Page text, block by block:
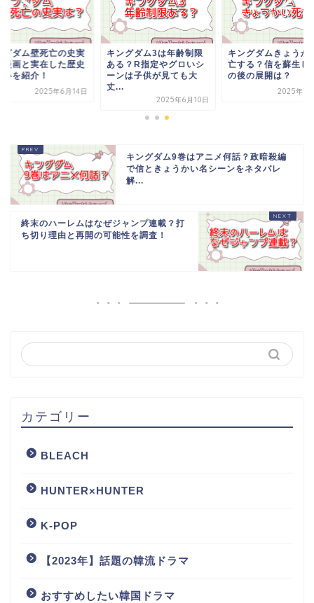
グダム壁死亡の史実
漫画と実在した歴史
いを紹介！
2025年6月14日
キングダム3は年齢制限
ある？R指定やグロいシ
ーンは子供が見ても大
丈...
2025年6月10日
キングダムきょうか
亡する？信を蘇生し
の後の展開は？
2025年6
キングダム9巻はアニメ何話？政暗殺編
で信ときょうかい名シーンをネタバレ
解...
終末のハーレムはなぜジャンプ連載？打
ち切り理由と再開の可能性を調査！
カテゴリー
BLEACH
HUNTER×HUNTER
K-POP
【2023年】話題の韓流ドラマ
おすすめしたい韓国ドラマ